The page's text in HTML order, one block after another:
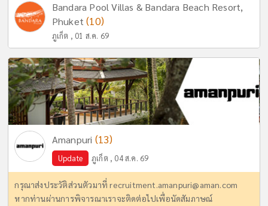
Bandara Pool Villas & Bandara Beach Resort,
Phuket(10)
ภูเก็ต , 01 ส.ค. 69
Amanpuri (13)
Update ภูเก็ต , 04 ส.ค. 69
กรุณาส่งประวัติส่วนตัวมาที่recruitment.amanpuri@aman.com
หากท่านผ่านการพิจารณาเราจะติดต่อไปเพื่อนัดสัมภาษณ์